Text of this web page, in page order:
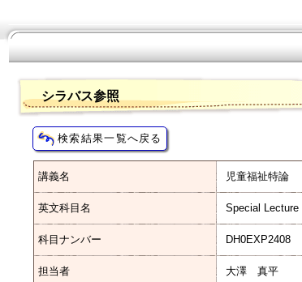
シラバス参照
講義名 児童福祉特論
英文科目名 Special Lecture
科目ナンバー DH0EXP2408
担当者 大澤 真平